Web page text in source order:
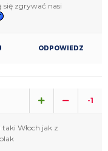
się zgrywać nasi
ODPOWIEDZ
-1
Włoch jak z